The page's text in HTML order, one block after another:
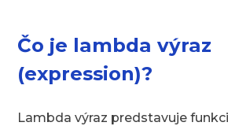
Čo je lambda výraz
(expression)?
Lambda výraz predstavuje